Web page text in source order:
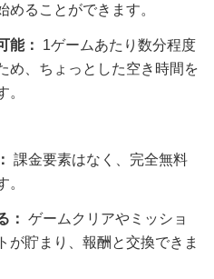
めることができます。
能：
1ゲームあたり数分程度
め、ちょっとした空き時間を
。
課金要素はなく、完全無料
。
： ゲームクリアやミッショ
が貯まり、報酬と交換できま